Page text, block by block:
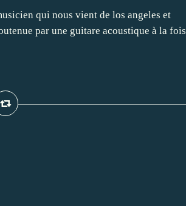
qui nous vient de los angeles et
par une guitare acoustique à la fois